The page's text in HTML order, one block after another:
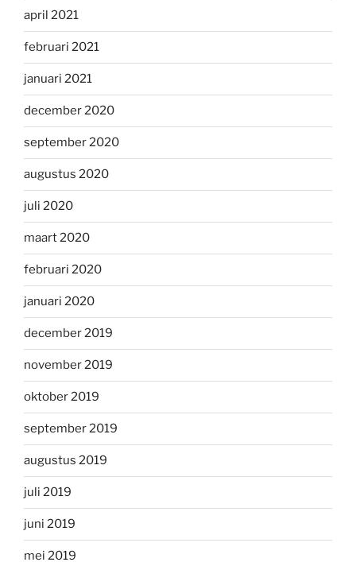
april 2021
februari 2021
januari 2021
december 2020
september 2020
augustus 2020
juli 2020
maart 2020
februari 2020
januari 2020
december 2019
november 2019
oktober 2019
september 2019
augustus 2019
juli 2019
juni 2019
mei 2019